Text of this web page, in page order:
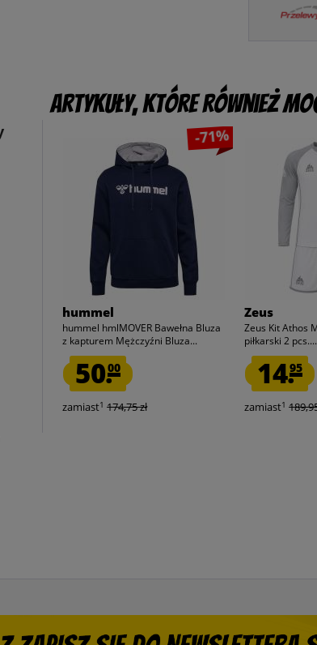
Artykuły, które również
-71%
hummel
hummel hmlMOVER Bawełna Bluza
z kapturem Mężczyźni Bluza...
50.00
zamiast1 174,75 zł
Zeus
Zeus Kit Athos
piłkarski 2 pcs....
14.95
zamiast1